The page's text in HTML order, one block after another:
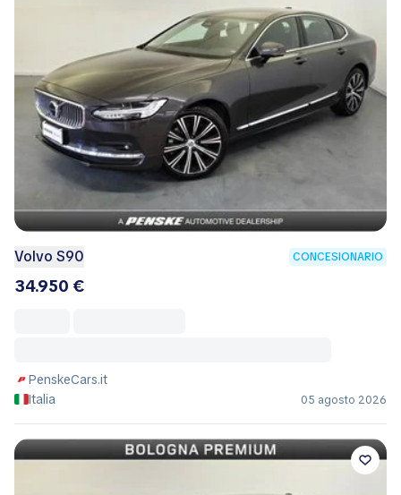
Volvo S90 CONCESIONARIO
34.950 €
PenskeCars.it
Italia
05 agosto 2026